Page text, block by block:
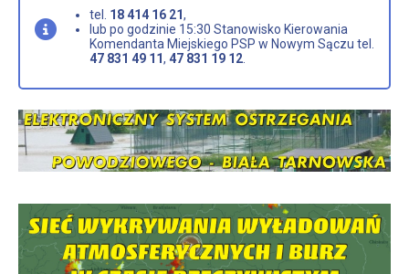
tel. 18 414 16 21,
lub po godzinie 15:30 Stanowisko Kierowania
Komendanta Miejskiego PSP w Nowym Sączu tel.
47 831 49 11, 47 831 19 12.